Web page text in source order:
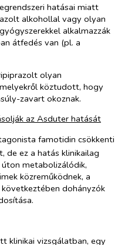
hatásai miatt
alkohollal vagy olyan
alkalmazzák
átfedés van (pl. a
olyan
köztudott, hogy
zavart okoznak.
az Asduter hatását
famotidin csökkenti
de ez a hatás klinikailag
metabolizálódik,
közreműködnek, a
következtében dohányzók
klinikai vizsgálatban, egy